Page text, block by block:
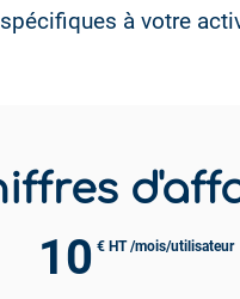
spécifiques à votre
10 € HT /mois/utilisateur